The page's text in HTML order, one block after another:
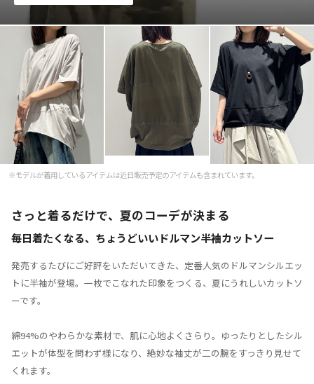
※モデルが着用しているアイテムは近日販売予定のアイテムも含まれています。
さっと着るだけで、夏のコーデが決まる
毎日着たくなる、ちょうどいいドルマン半袖カットソー
発売するたびにご好評をいただいてきた、定番人気のドルマンシルエッ
トに半袖が登場。一枚でこなれた印象をつくる、夏にうれしいカットソ
ーです。
綿94%のやわらかな素材で、肌に心地よくさらり。ゆったりとしたシル
エットが体型を問わず様になり、絶妙な袖丈が二の腕をすっきり見せて
くれます。